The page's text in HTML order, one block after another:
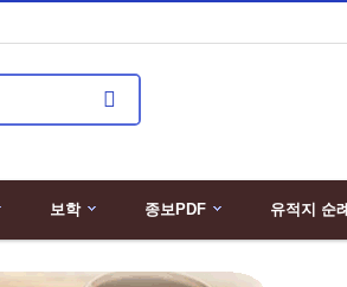
보학 종보PDF
유적지 순례